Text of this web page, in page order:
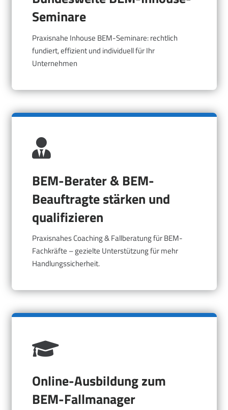
Seminare
Praxisnahe Inhouse BEM-Seminare: rechtlich
fundiert, effizient und individuell für Ihr
Unternehmen
BEM-Berater & BEM-
Beauftragte stärken und
qualifizieren
Praxisnahes Coaching & Fallberatung für BEM-
Fachkräfte – gezielte Unterstützung für mehr
Handlungssicherheit.
Online-Ausbildung zum
BEM-Fallmanager